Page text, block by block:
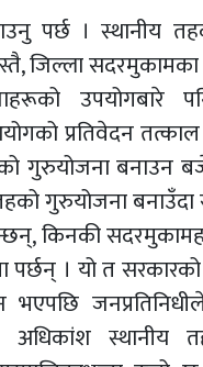
पर्छ । स्थानीय
जिल्ला
उपयोगबारे
प्रतिवेदन
गुरुयोजना बनाउन
गुरुयोजना
किनकी
पर्छन् । यो त
भएपछि
स्थानीय